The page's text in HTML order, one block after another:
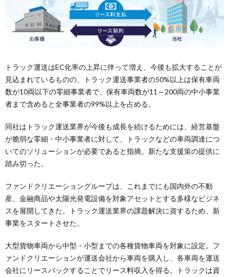
トラック運送はEC化率の上昇に伴って増え、今後も拡大することが
見込まれているものの、トラック運送事業者の50%以上は保有車両
数が10両以下の零細事業者で、保有車両数が11～200両の中小事業
者まで含めると全事業者の99%以上を占める。
同社はトラック運送業界が今後も成長を続けるためには、経営基盤
が脆弱な零細・中小事業者に対して、トラックなどの車両調達につ
いてのソリューションが必要であると指摘。新たな支援策の提供に
踏み切った。
ファンドクリエーショングループは、これまでにも国内外の不動
産、金融商品や太陽光発電設備を対象アセットとする多様なビジネ
スを展開してきた。トラック運送業界の課題解決に資するため、新
事業をスタートさせた。
大型貨物車両から中型・小型までの各種貨物車両を対象に設定。フ
ァンドクリエーションが運送会社から車両を購入し、各車両を運送
会社にリースバックすることでリース料収入を得る。トラックは資